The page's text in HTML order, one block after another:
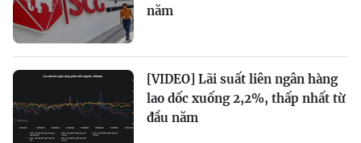
năm
[VIDEO] Lãi suất liên ngân hàng
lao dốc xuống 2,2%, thấp nhất từ
đầu năm